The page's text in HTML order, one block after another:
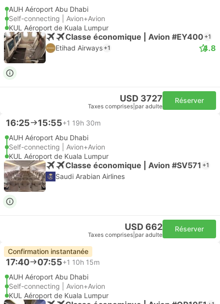
AUH Aéroport Abu Dhabi
Self-connecting | Avion+Avion
KUL Aéroport de Kuala Lumpur
Classe économique | Avion #EY400 +1
Etihad Airways +1 4.8
USD 3727
Taxes comprises par adulte
Réserver
16:25 15:55+1 19h 30m
AUH Aéroport Abu Dhabi
Self-connecting | Avion+Avion
KUL Aéroport de Kuala Lumpur
Classe économique | Avion #SV571 +1
Saudi Arabian Airlines
USD 662
Taxes comprises par adulte
Réserver
Confirmation instantanée
17:40 07:55+1 10h 15m
AUH Aéroport Abu Dhabi
Self-connecting | Avion+Avion
KUL Aéroport de Kuala Lumpur